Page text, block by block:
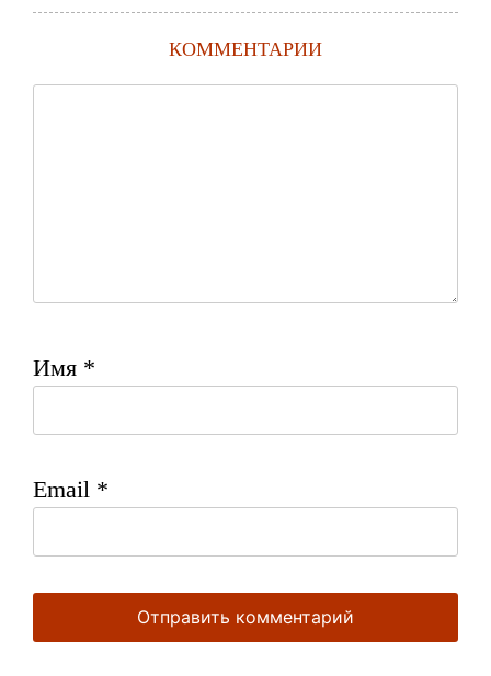
КОММЕНТАРИИ
Имя *
Email *